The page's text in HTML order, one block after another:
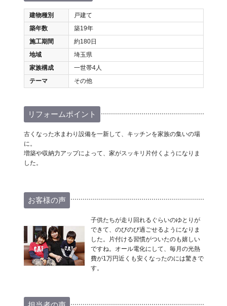
建物種別
戸建て
築年数
築19年
施工期間
約180日
地域
埼玉県
家族構成
一世帯4人
テーマ
その他
リフォームポイント
古くなった水まわり設備を一新して、キッチンを家族の集いの場
に。
増築や収納力アップによって、家がスッキリ片付くようになりま
した。
お客様の声
子供たちが走り回れるぐらいのゆとりが
できて、のびのび過ごせるようになりま
した。片付ける習慣がついたのも嬉しい
ですね。オール電化にして、毎月の光熱
費が1万円近くも安くなったのには驚きで
す。